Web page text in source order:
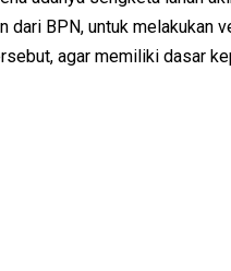
dari BPN, untuk
agar memiliki dasar